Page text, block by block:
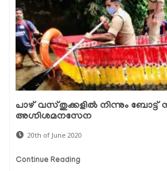
പാഴ് വസ്തുക്കളില്‍ നിന്നും ബോട്ട്
അഗ്നിശമനസേന
20th of June 2020
Continue Reading